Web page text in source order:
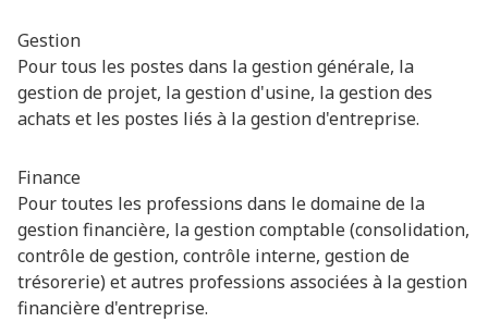
Gestion
Pour tous les postes dans la gestion générale, la
gestion de projet, la gestion d'usine, la gestion des
achats et les postes liés à la gestion d'entreprise.
Finance
Pour toutes les professions dans le domaine de la
gestion financière, la gestion comptable (consolidation,
contrôle de gestion, contrôle interne, gestion de
trésorerie) et autres professions associées à la gestion
financière d'entreprise.